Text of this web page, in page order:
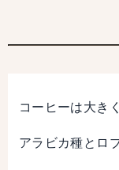
コーヒーは大き
アラビカ種とロ